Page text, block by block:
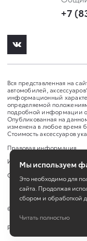
+7
Вся представленная на
автомобилей,
информационный
определяемой
подробной информации
Опубликованная на
изменена в любое время
Стоимость аксессуаров
Правовая информация
Изменить настройку cookies
Сбросить cookie
©
Работает на технологиях
Мы используем
Это необходимо для
сайта. Продолжая
сбором и обработкой
Читать полностью